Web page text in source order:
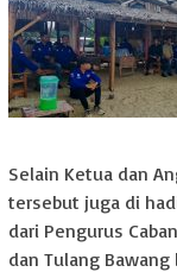
Selain Ketua dan
tersebut juga di
dari Pengurus
dan Tulang Bawang